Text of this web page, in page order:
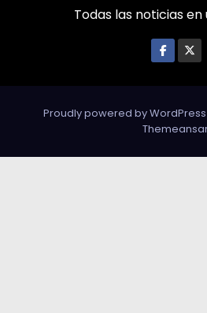
Todas las noticias en
Proudly powered by WordPress